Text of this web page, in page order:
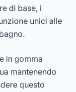
di base, i
unici alle
in gomma
mantenendo
questo